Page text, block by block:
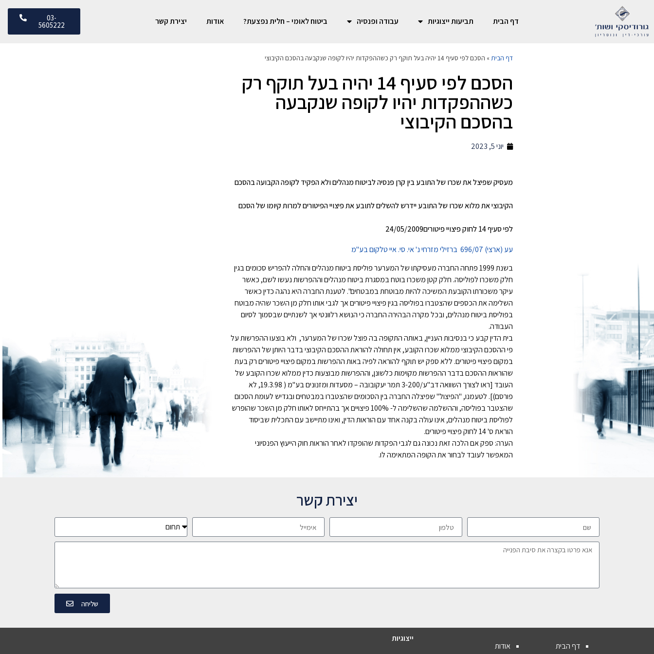
דף הבית תביעות ייצוגיות עבודה ופנסיה ביטוח לאומי – חלית נפצעת? אודות יצירת קשר 03-
5605222
דף הבית» הסכם לפי סעיף 14 יהיה בעל תוקף רק כשההפקדות יהיו לקופה שנקבעה בהסכם הקיבוצי
הסכם לפי סעיף 14 יהיה בעל תוקף רק
כשההפקדות יהיו לקופה שנקבעה
בהסכם הקיבוצי
יוני 5, 2023
מעסיק שפיצל את שכרו של התובע בין קרן פנסיה לביטוח מנהלים ולא הפקיד לקופה הקבועה בהסכם
הקיבוצי את מלוא שכרו של התובע יידרש להשלים לתובע את פיצויי הפיטורים למרות קיומו של הסכם
לפי סעיף 14 לחוק פיצויי פיטורים24/05/2009
עע (ארצי) 696/07 ברזילי מזרחי נ' אי. סי. איי טלקום בע"מ
בשנת 1999 פתחה החברה מעסיקתו של המערער פוליסת ביטוח מנהלים והחלה להפריש סכומים בגין
חלק משכרו לפוליסה. חלק קטן משכרו בוטח במסגרת ביטוח מנהלים וההפרשות נעשו לשם, כאשר
עיקר משכורתו הקובעת המשיכה להיות מבוטחת במבטחים". לטענת החברה היא נהגה כדין כאשר
השלימה את הכספים שהצטברו בפוליסה בגין פיצויי פיטורים אך לגבי אותו חלק מן השכר שהיה מבוטח
בפוליסת ביטוח מנהלים, ובכל מקרה הבהירה החברה כי הנושא רלוונטי אך לשנתיים שבסמוך לסיום
העבודה.
בית הדין קבע כי בנסיבות העניין, באותה התקופה בה פוצל שכרו של המערער, ולא בוצעו ההפרשות על
פי ההסכם הקיבוצי ממלוא שכרו הקובע, אין תחולה להוראת ההסכם הקיבוצי בדבר היותן של ההפרשות
במקום פיצויי פיטורים. ללא ספק יש תוקף להוראה לפיה באות ההפרשות במקום פיצויי פיטורים רק בעת
שהוראות ההסכם בדבר ההפרשות מקוימות כלשונן, וההפרשות מבוצעות כדין ממלוא שכרו הקובע של
העובד [ראו לצורך השוואה דב"ע/3-200 תמר יעקובובה – מסעדות ומזנונים בע"מ ( 19.3.98, לא
פורסם)]. לטעמנו, "הפיצול" שפיצלה החברה בין הסכומים שהצטברו במבטחים ובגדיש לעומת הסכום
שהצטבר בפוליסה, וההשלמה שהשלימה ל- 100% פיצויים אך בהתייחס לאותו חלק מן השכר שהופרש
לפוליסת ביטוח מנהלים, אינו עולה בקנה אחד עם הוראות הדין, ואינו מתיישב עם התכלית שביסוד
הוראת ס' 14 לחוק פיצויי פיטורים.
הערה: ספק אם הלכה זאת נכונה גם לגבי הפקדות שהופקדו לאחר הוראות חוק הייעוץ הפנסיוני
המאפשר לעובד לבחור את הקופה המתאימה לו.
יצירת קשר
שליחה
דף הבית
אודות
ייצוגיות